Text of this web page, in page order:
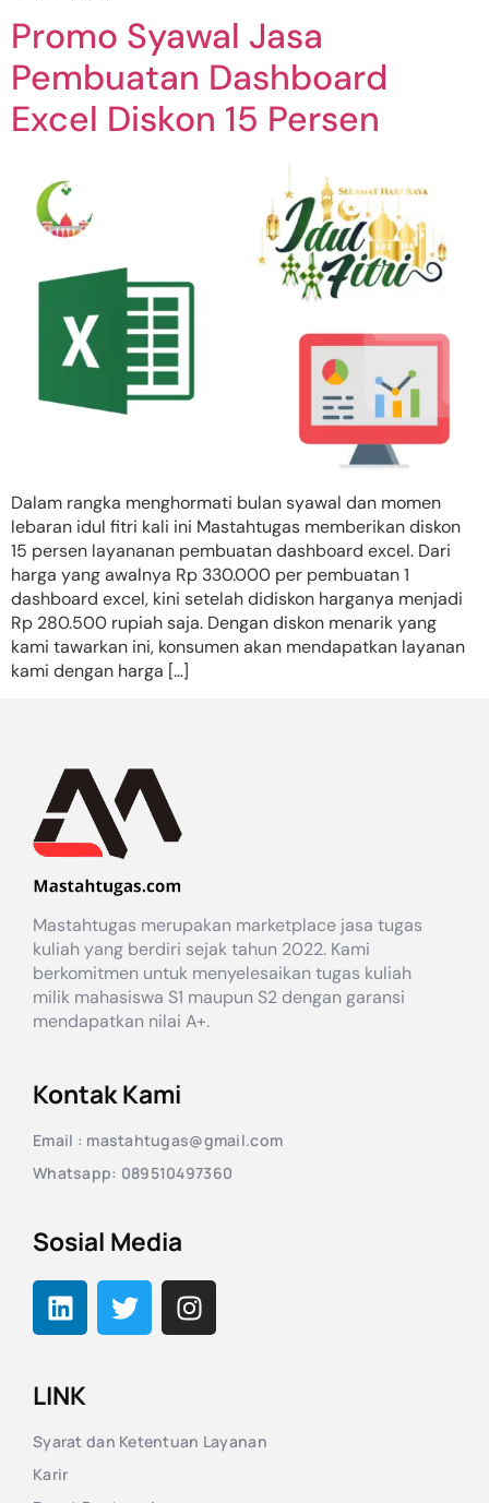
Promo Syawal Jasa
Pembuatan Dashboard
Excel Diskon 15 Persen
Dalam rangka menghormati bulan syawal dan momen
lebaran idul fitri kali ini Mastahtugas memberikan diskon
15 persen layananan pembuatan dashboard excel. Dari
harga yang awalnya Rp 330.000 per pembuatan 1
dashboard excel, kini setelah didiskon harganya menjadi
Rp 280.500 rupiah saja. Dengan diskon menarik yang
kami tawarkan ini, konsumen akan mendapatkan layanan
kami dengan harga […]
Mastahtugas merupakan marketplace jasa tugas
kuliah yang berdiri sejak tahun 2022. Kami
berkomitmen untuk menyelesaikan tugas kuliah
milik mahasiswa S1 maupun S2 dengan garansi
mendapatkan nilai A+.
Kontak Kami
Email : mastahtugas@gmail.com
Whatsapp: 089510497360
Sosial Media
LINK
Syarat dan Ketentuan Layanan
Karir